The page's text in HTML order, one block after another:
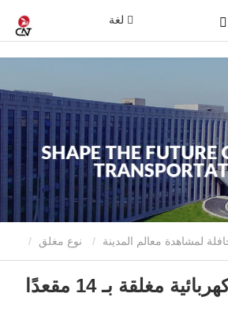
لغة
لمشاهدة معالم المدينة نوع مغلق
مغلقة بـ 14 مقعدًا